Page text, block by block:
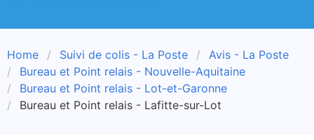
Home Suivi de colis - La Poste
Avis - La Poste
Bureau et Point relais - Nouvelle-Aquitaine
Bureau et Point relais - Lot-et-Garonne
Bureau et Point relais - Lafitte-sur-Lot